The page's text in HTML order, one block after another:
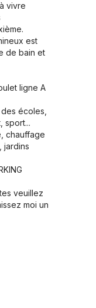
vivre
est
de bain et
ligne A
écoles,
sport...
chauffage
jardins
veuillez
moi un